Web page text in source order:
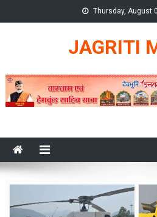
to
Thursday, August
JAGRITI